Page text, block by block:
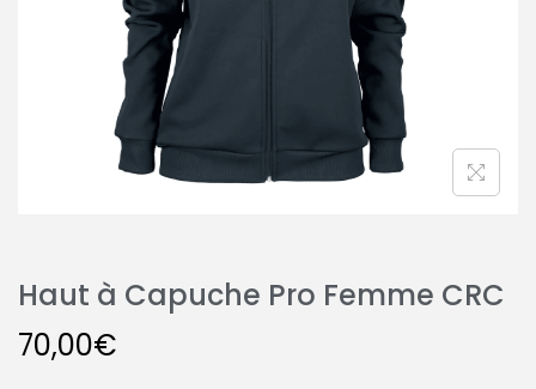
Haut à Capuche Pro Femme CRC
70,00€